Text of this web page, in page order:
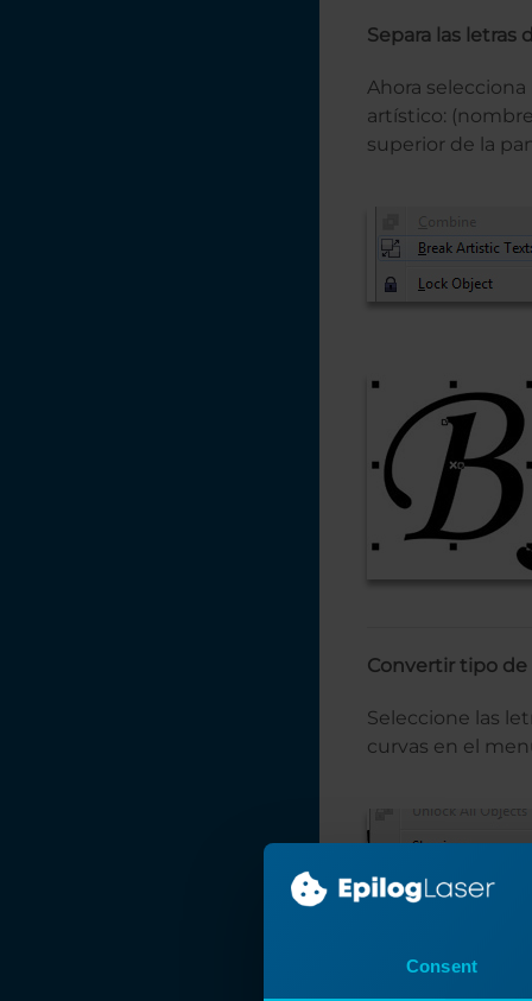
Consent
Separa las letras
Ahora
artístico:
superior de la
Convertir tipo de
Seleccione las
curvas en el